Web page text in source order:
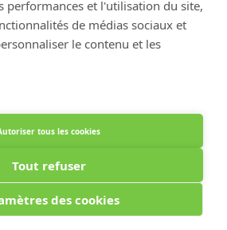
performances et l'utilisation du site,
de médias sociaux et
le contenu et les
tous les cookies
Tout refuser
des cookies